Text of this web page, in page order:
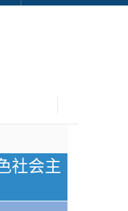
社会主